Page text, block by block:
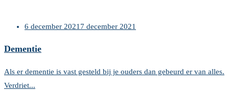
6 december 2021 7 december 2021
Dementie
Als er dementie is vast gesteld bij je ouders dan gebeurd er van alles.
Verdriet...